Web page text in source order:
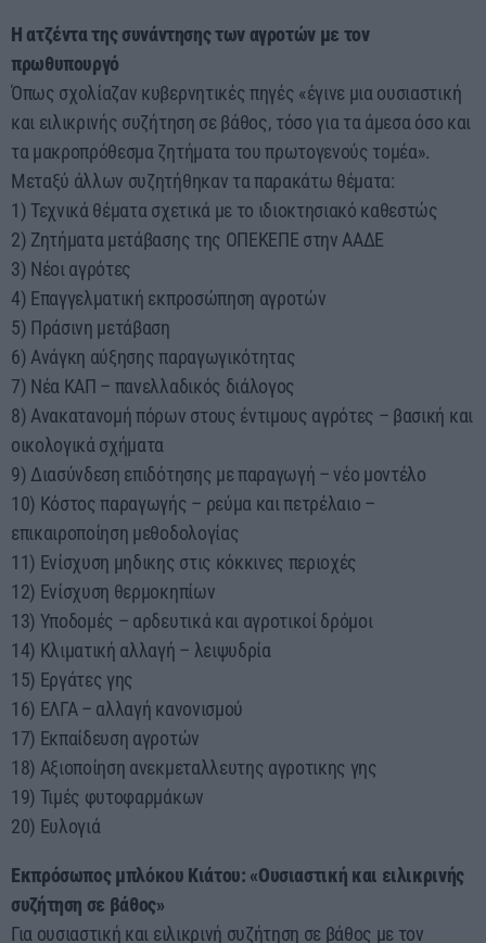
Η ατζέντα της συνάντησης των αγροτών με τον
πρωθυπουργό
Όπως σχολίαζαν κυβερνητικές πηγές «έγινε μια ουσιαστική
και ειλικρινής συζήτηση σε βάθος, τόσο για τα άμεσα όσο και
τα μακροπρόθεσμα ζητήματα του πρωτογενούς τομέα».
Μεταξύ άλλων συζητήθηκαν τα παρακάτω θέματα:
1) Τεχνικά θέματα σχετικά με το ιδιοκτησιακό καθεστώς
2) Ζητήματα μετάβασης της ΟΠΕΚΕΠΕ στην ΑΑΔΕ
3) Νέοι αγρότες
4) Επαγγελματική εκπροσώπηση αγροτών
5) Πράσινη μετάβαση
6) Ανάγκη αύξησης παραγωγικότητας
7) Νέα ΚΑΠ – πανελλαδικός διάλογος
8) Ανακατανομή πόρων στους έντιμους αγρότες – βασική και
οικολογικά σχήματα
9) Διασύνδεση επιδότησης με παραγωγή – νέο μοντέλο
10) Κόστος παραγωγής – ρεύμα και πετρέλαιο –
επικαιροποίηση μεθοδολογίας
11) Ενίσχυση μηδικης στις κόκκινες περιοχές
12) Ενίσχυση θερμοκηπίων
13) Υποδομές – αρδευτικά και αγροτικοί δρόμοι
14) Κλιματική αλλαγή – λειψυδρία
15) Εργάτες γης
16) ΕΛΓΑ – αλλαγή κανονισμού
17) Εκπαίδευση αγροτών
18) Αξιοποίηση ανεκμεταλλευτης αγροτικης γης
19) Τιμές φυτοφαρμάκων
20) Ευλογιά
Εκπρόσωπος μπλόκου Κιάτου: «Ουσιαστική και ειλικρινής
συζήτηση σε βάθος»
Για ουσιαστική και ειλικρινή συζήτηση σε βάθος με τον